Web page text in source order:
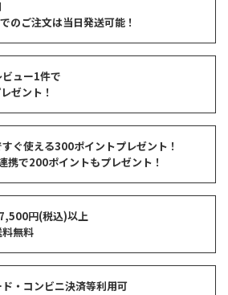
のご注文は当日発送可能！
ュー1件で
ゼント！
ぐ使える300ポイントプレゼント！
携で200ポイントもプレゼント！
円(税込)以上
無料
・コンビニ決済等利用可